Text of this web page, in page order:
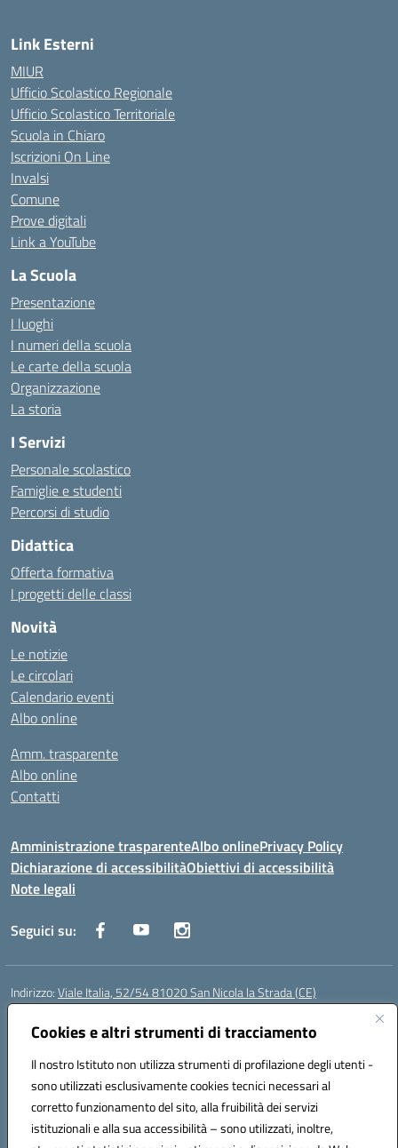
Cookies e altri strumenti di tracciamento
Il nostro Istituto non utilizza strumenti di profilazione degli utenti -
sono utilizzati esclusivamente cookies tecnici necessari al
corretto funzionamento del sito, alla fruibilità dei servizi
istituzionali e alla sua accessibilità – sono utilizzati, inoltre,
Link Esterni
MIUR
Ufficio Scolastico Regionale
Ufficio Scolastico Territoriale
Scuola in Chiaro
Iscrizioni On Line
Invalsi
Comune
Prove digitali
Link a YouTube
La Scuola
Presentazione
I luoghi
I numeri della scuola
Le carte della scuola
Organizzazione
La storia
I Servizi
Personale scolastico
Famiglie e studenti
Percorsi di studio
Didattica
Offerta formativa
I progetti delle classi
Novità
Le notizie
Le circolari
Calendario eventi
Albo online
Amm. trasparente
Albo online
Contatti
Amministrazione trasparenteAlbo onlinePrivacy Policy
Dichiarazione di accessibilitàObiettivi di accessibilità
Note legali
Seguici su:
Indirizzo:Viale Italia, 52/54 81020 San Nicola la Strada (CE)
Centralino:
Posta elettronica certificata (PEC):ceic86700d@pec.istruzione.it
Codice fiscale: 93081990611
Codice meccanografico:CEIC86700D
Codice Indice delle Pubbliche Amministrazioni (IPA): istsc_ceic86700d
Codice unico di fatturazione (CUF): XLWGV9